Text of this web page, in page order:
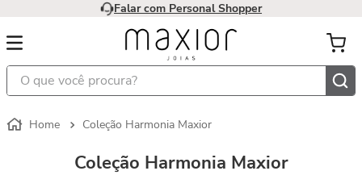
Falar com Personal Shopper
O que você procura?
Coleção Harmonia Maxior
Coleção Harmonia Maxior